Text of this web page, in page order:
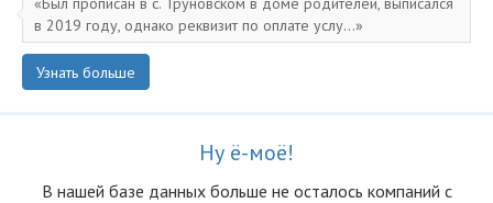
в 2019 году, однако реквизит по оплате услу...
Узнать больше
Ну ё-моё!
В нашей базе данных больше не осталоcь компаний с